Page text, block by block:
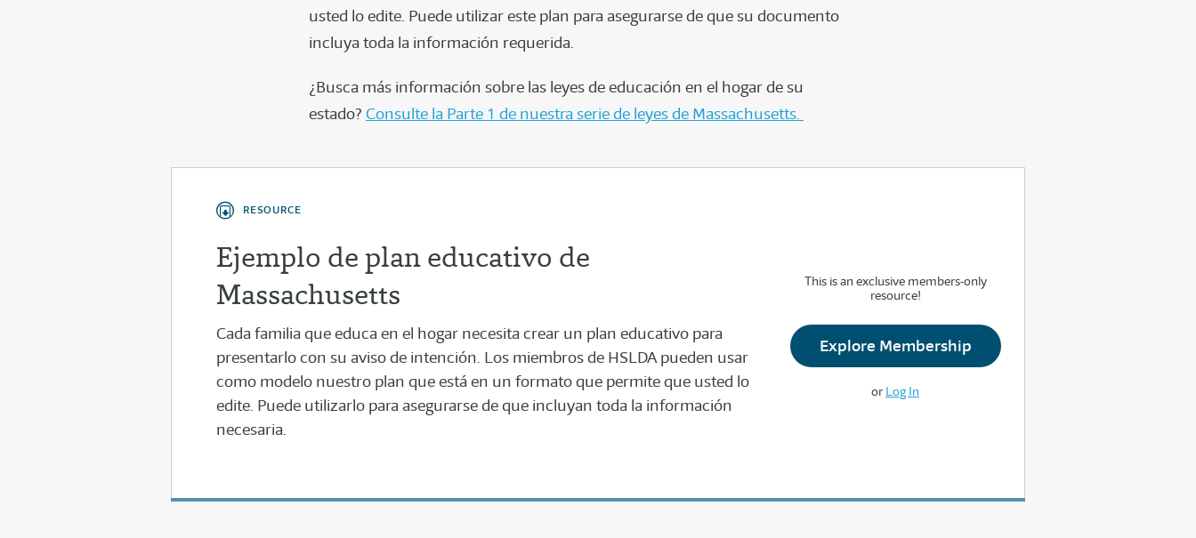
usted lo edite. Puede utilizar este plan para asegurarse de que su documento
incluya toda la información requerida.
¿Busca más información sobre las leyes de educación en el hogar de su
estado? Consulte la Parte 1 de nuestra serie de leyes de Massachusetts.
RESOURCE
Ejemplo de plan educativo de
Massachusetts
Cada familia que educa en el hogar necesita crear un plan educativo para
presentarlo con su aviso de intención. Los miembros de HSLDA pueden usar
como modelo nuestro plan que está en un formato que permite que usted lo
edite. Puede utilizarlo para asegurarse de que incluyan toda la información
necesaria.
This is an exclusive members-only
resource!
Explore Membership
or Log In